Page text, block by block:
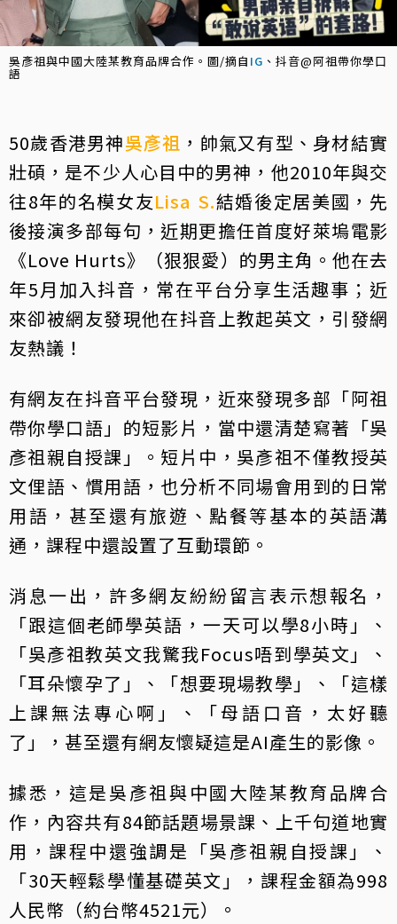
吳彥祖與中國大陸某教育品牌合作。圖/摘自 IG 、抖音@阿祖帶你學口
語
50歲香港男神吳彥祖 ，帥氣又有型、身材結實
壯碩，是不少人心目中的男神，他2010年與交
往8年的名模女友Lisa S.結婚後定居美國，先
後接演多部每句，近期更擔任首度好萊塢電影
《Love Hurts》（狠狠愛）的男主角。他在去
年5月加入抖音，常在平台分享生活趣事；近
來卻被網友發現他在抖音上教起英文，引發網
友熱議！
有網友在抖音平台發現，近來發現多部「阿祖
帶你學口語」的短影片，當中還清楚寫著「吳
彥祖親自授課」。短片中，吳彥祖不僅教授英
文俚語、慣用語，也分析不同場會用到的日常
用語，甚至還有旅遊、點餐等基本的英語溝
通，課程中還設置了互動環節。
消息一出，許多網友紛紛留言表示想報名，
「跟這個老師學英語，一天可以學8小時」、
「吳彥祖教英文我驚我Focus唔到學英文」、
「耳朵懷孕了」、「想要現場教學」、「這樣
上課無法專心啊」、「母語口音，太好聽
了」，甚至還有網友懷疑這是AI產生的影像。
據悉，這是吳彥祖與中國大陸某教育品牌合
作，內容共有84節話題場景課、上千句道地實
用，課程中還強調是「吳彥祖親自授課」、
「30天輕鬆學懂基礎英文」，課程金額為998
人民幣（約台幣4521元）。